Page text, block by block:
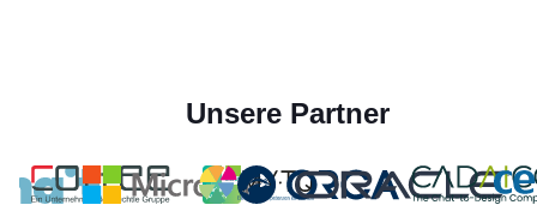
Unsere Partner